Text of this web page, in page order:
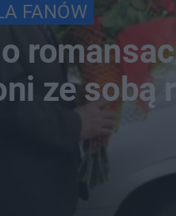
FANÓW
ze sobą